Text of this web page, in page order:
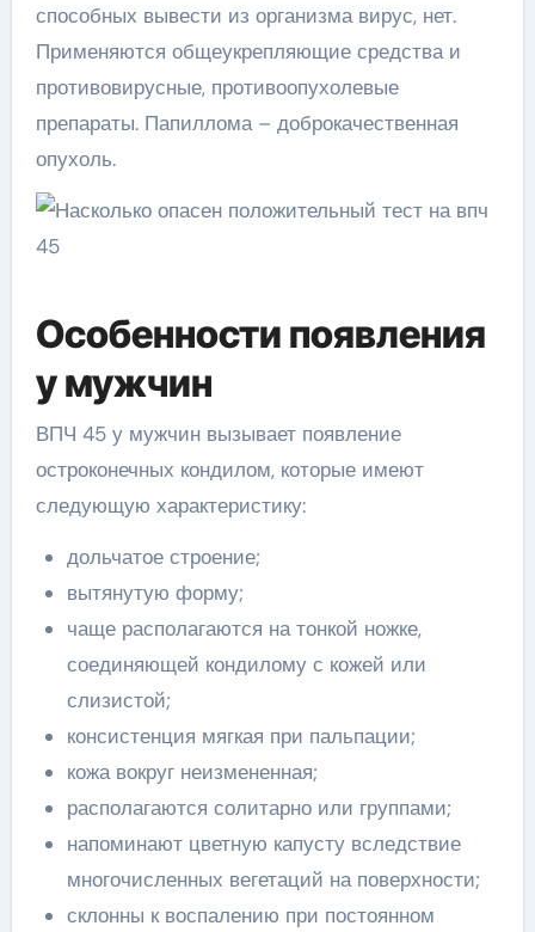
способных вывести из организма вирус, нет.
Применяются общеукрепляющие средства и
противовирусные, противоопухолевые
препараты. Папиллома – доброкачественная
опухоль.
Особенности появления
у мужчин
ВПЧ 45 у мужчин вызывает появление
остроконечных кондилом, которые имеют
следующую характеристику:
дольчатое строение;
вытянутую форму;
чаще располагаются на тонкой ножке,
соединяющей кондилому с кожей или
слизистой;
консистенция мягкая при пальпации;
кожа вокруг неизмененная;
располагаются солитарно или группами;
напоминают цветную капусту вследствие
многочисленных вегетаций на поверхности;
склонны к воспалению при постоянном